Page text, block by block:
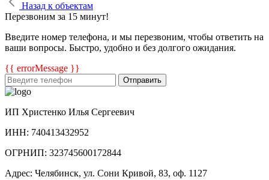
Назад к объектам
Перезвоним за 15 минут!
Введите номер телефона, и мы перезвоним, чтобы ответить на
ваши вопросы. Быстро, удобно и без долгого ожидания.
{{ errorMessage }}
Отправить
ИП Христенко Илья Сергеевич
ИНН: 740413432952
ОГРНИП: 323745600172844
Адрес: Челябинск, ул. Сони Кривой, 83, оф. 1127